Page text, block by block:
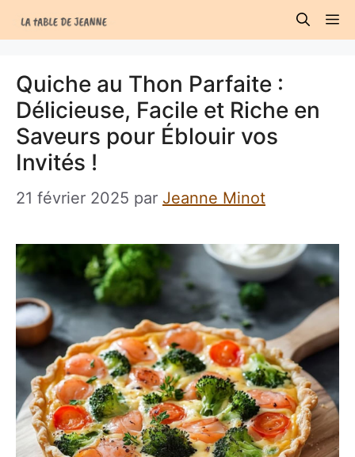
au
Quiche au Thon Parfaite :
Délicieuse, Facile et Riche en
Saveurs pour Éblouir vos
Invités !
21 février 2025 par Jeanne Minot